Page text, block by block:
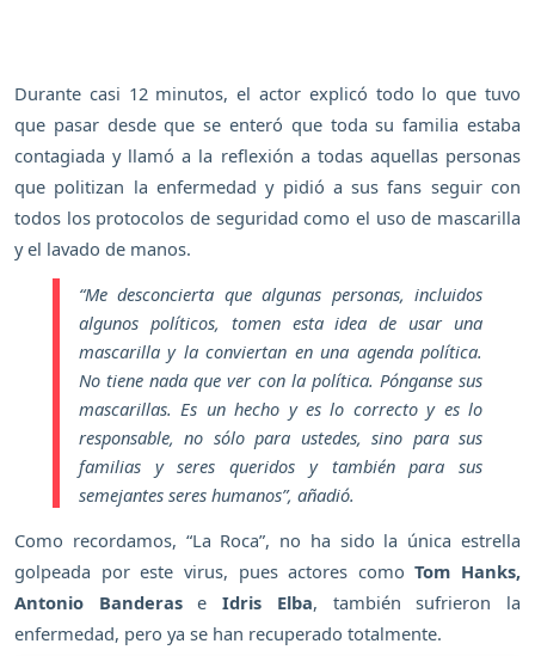
Durante casi 12 minutos, el actor explicó todo lo que tuvo
que pasar desde que se enteró que toda su familia estaba
contagiada y llamó a la reflexión a todas aquellas personas
que politizan la enfermedad y pidió a sus fans seguir con
todos los protocolos de seguridad como el uso de mascarilla
y el lavado de manos.
“Me desconcierta que algunas personas, incluidos
algunos políticos, tomen esta idea de usar una
mascarilla y la conviertan en una agenda política.
No tiene nada que ver con la política. Pónganse sus
mascarillas. Es un hecho y es lo correcto y es lo
responsable, no sólo para ustedes, sino para sus
familias y seres queridos y también para sus
semejantes seres humanos”, añadió.
Como recordamos, “La Roca”, no ha sido la única estrella
golpeada por este virus, pues actores comoTom Hanks,
Antonio Banderase Idris Elba, también sufrieron la
enfermedad, pero ya se han recuperado totalmente.